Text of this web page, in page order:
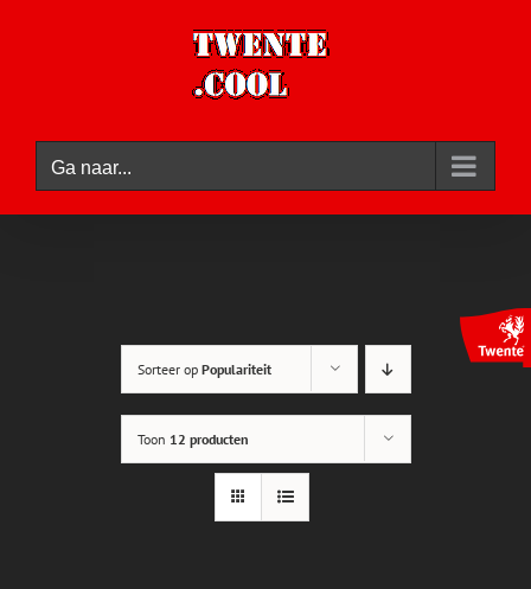
Ga naar...
Sorteer op Populariteit
Toon 12 producten